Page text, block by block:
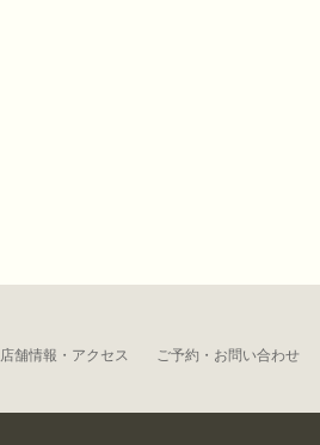
店舗情報・アクセス ご予約・お問い合わせ